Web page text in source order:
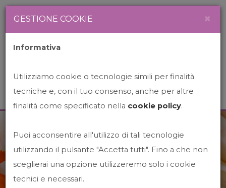
News&Events
GESTIONE COOKIE ×
Informativa
Utilizziamo cookie o tecnologie simili per finalità
tecniche e, con il tuo consenso, anche per altre
finalità come specificato nella cookie policy.
Puoi acconsentire all'utilizzo di tali tecnologie
utilizzando il pulsante "Accetta tutti". Fino a che non
sceglierai una opzione utilizzeremo solo i cookie
tecnici e necessari.